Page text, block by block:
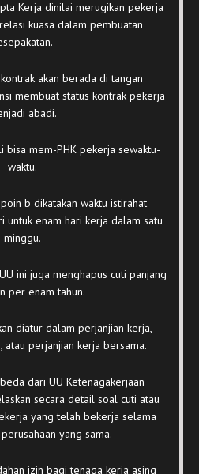
Kerja dinilai merugikan pekerja
kuasa dalam pembuatan
akan berada di tangan
membuat status kontrak pekerja
abadi.
bisa mem-PHK pekerja sewaktu-
waktu.
b dikatakan waktu istirahat
untuk enam hari kerja dalam satu
minggu.
ini juga menghapus cuti panjang
per enam tahun.
diatur dalam perjanjian kerja,
atau perjanjian kerja bersama.
dari UU Ketenagakerjaan
secara detail soal cuti atau
yang telah bekerja selama
yang sama.
izin bagi tenaga kerja asing